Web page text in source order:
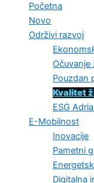
Početna
Novo
Održivi razvoj
Očuvanje
Pouzdan
Kvalitet
ESG
E-Mobilnost
Inovacije
Pametni
Digitalna